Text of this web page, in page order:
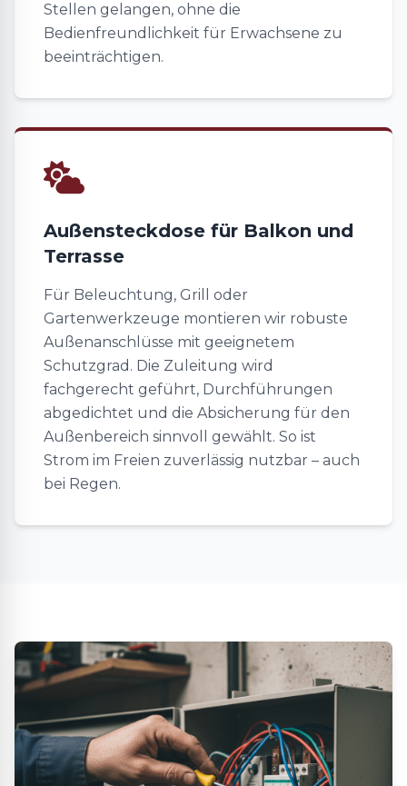
Stellen gelangen, ohne die
Bedienfreundlichkeit für Erwachsene zu
beeinträchtigen.
Außensteckdose für Balkon und
Terrasse
Für Beleuchtung, Grill oder
Gartenwerkzeuge montieren wir robuste
Außenanschlüsse mit geeignetem
Schutzgrad. Die Zuleitung wird
fachgerecht geführt, Durchführungen
abgedichtet und die Absicherung für den
Außenbereich sinnvoll gewählt. So ist
Strom im Freien zuverlässig nutzbar – auch
bei Regen.